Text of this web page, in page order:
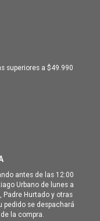
superiores a $49.990
antes de las 12:00
Urbano de lunes a
Padre Hurtado y otras
pedido se despachará
la compra.